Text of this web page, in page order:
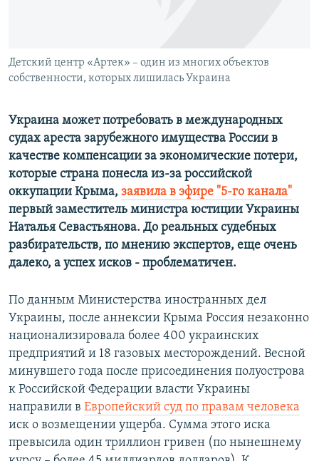
Все сайты RFE/RL
Детский центр «Артек» – один из многих объектов
собственности, которых лишилась Украина
Украина может потребовать в международных
судах ареста зарубежного имущества России в
качестве компенсации за экономические потери,
которые страна понесла из-за российской
оккупации Крыма, заявила в эфире "5-го канала"
первый заместитель министра юстиции Украины
Наталья Севастьянова. До реальных судебных
разбирательств, по мнению экспертов, еще очень
далеко, а успех исков - проблематичен.
По данным Министерства иностранных дел
Украины, после аннексии Крыма Россия незаконно
национализировала более 400 украинских
предприятий и 18 газовых месторождений. Весной
минувшего года после присоединения полуострова
к Российской Федерации власти Украины
направили в Европейский суд по правам человека
иск о возмещении ущерба. Сумма этого иска
превысила один триллион гривен (по нынешнему